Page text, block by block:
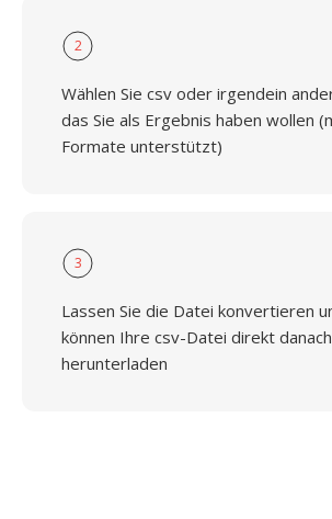
2
Wählen Sie csv oder irgendein
das Sie als Ergebnis haben wollen
Formate unterstützt)
3
Lassen Sie die Datei konvertieren
können Ihre csv-Datei direkt danach
herunterladen